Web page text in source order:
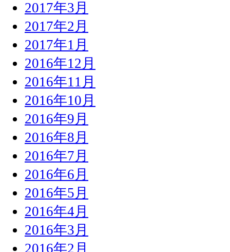
2017年3月
2017年2月
2017年1月
2016年12月
2016年11月
2016年10月
2016年9月
2016年8月
2016年7月
2016年6月
2016年5月
2016年4月
2016年3月
2016年2月